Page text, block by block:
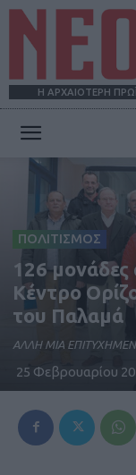
Η ΑΡΧΑΙΟΤΕΡΗ
ΠΟΛΙΤΙΣΜΟΣ
126 μονάδες
Κέντρο
του Παλαμά
ΑΛΛΗ ΜΙΑ
25 Φεβρουαρίου